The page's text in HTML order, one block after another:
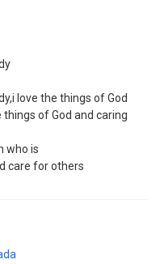
love the things of God
of God and caring
who is
care for others